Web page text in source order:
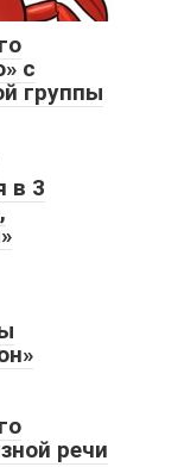
с
группы
в 3
речи